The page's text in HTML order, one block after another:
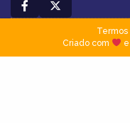
Termos|
Criado com
e